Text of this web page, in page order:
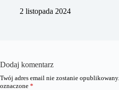
2 listopada 2024
Dodaj komentarz
Twój adres email nie zostanie opublikowany.
oznaczone *